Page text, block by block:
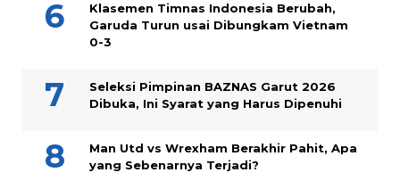
Klasemen Timnas Indonesia Berubah,
Garuda Turun usai Dibungkam Vietnam
0-3
Seleksi Pimpinan BAZNAS Garut 2026
Dibuka, Ini Syarat yang Harus Dipenuhi
Man Utd vs Wrexham Berakhir Pahit, Apa
yang Sebenarnya Terjadi?